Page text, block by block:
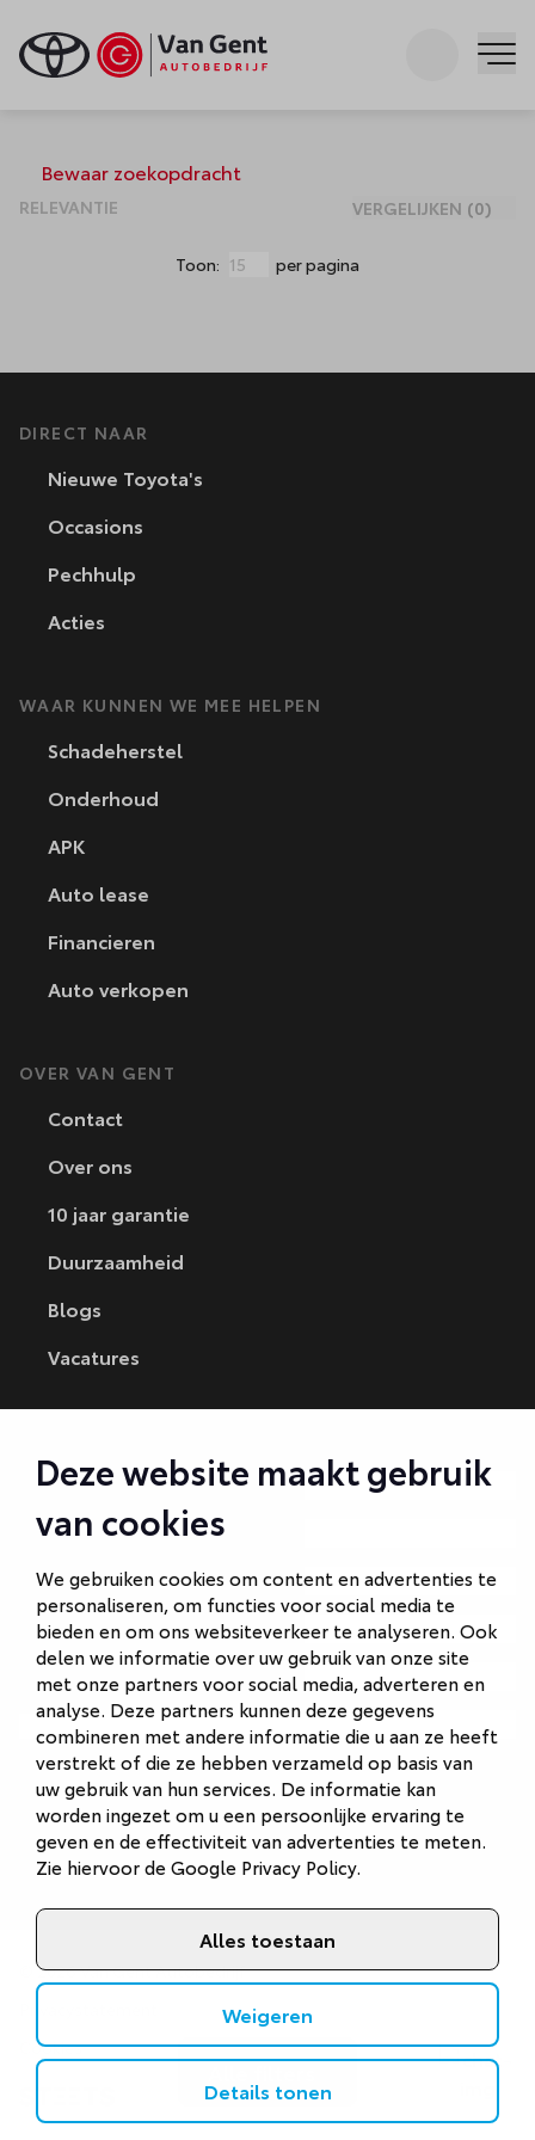
Deze website maakt gebruik
van cookies
We gebruiken cookies om content en advertenties te
personaliseren, om functies voor social media te
bieden en om ons websiteverkeer te analyseren. Ook
delen we informatie over uw gebruik van onze site
met onze partners voor social media, adverteren en
analyse. Deze partners kunnen deze gegevens
combineren met andere informatie die u aan ze heeft
verstrekt of die ze hebben verzameld op basis van
uw gebruik van hun services. De informatie kan
worden ingezet om u een persoonlijke ervaring te
geven en de effectiviteit van advertenties te meten.
Zie hiervoor deGoogle Privacy Policy.
Alles toestaan
Weigeren
Details tonen
Zoeken
Occasions
Bewaar zoekopdracht
VERGELIJKEN (0)
Toon: per pagina
Alle filters
DIRECT NAAR
Nieuwe Toyota's
Occasions
Pechhulp
Acties
WAAR KUNNEN WE MEE HELPEN
Schadeherstel
Onderhoud
APK
Auto lease
Financieren
Auto verkopen
OVER VAN GENT
Contact
Over ons
10 jaar garantie
Duurzaamheid
Blogs
Vacatures
Autobedrijf Amersfoort
Autobedrijf Ede
Autobedrijf Hilversum
Autobedrijf Naarden
Autobedrijf Veenendaal
Van Gent Schadeherstel
©2026Van Gent Autobedrijf
Cookies